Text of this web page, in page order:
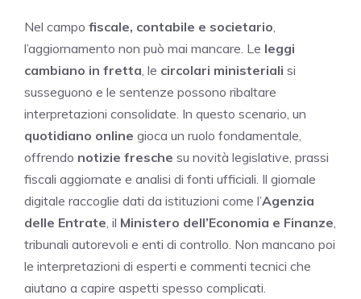
Nel campo fiscale, contabile e societario
l’aggiornamento non può mai mancare. Le leggi
cambiano in fretta , le circolari ministeriali si
susseguono e le sentenze possono ribaltare
interpretazioni consolidate. In questo scenario, un
quotidiano online gioca un ruolo fondamentale,
offrendo notizie fresche su novità legislative, prassi
fiscali aggiornate e analisi di fonti ufficiali. Il giornale
digitale raccoglie dati da istituzioni come l’Agenzia
delle Entrate , il Ministero dell’Economia e Finanze
tribunali autorevoli e enti di controllo. Non mancano poi
le interpretazioni di esperti e commenti tecnici che
aiutano a capire aspetti spesso complicati.